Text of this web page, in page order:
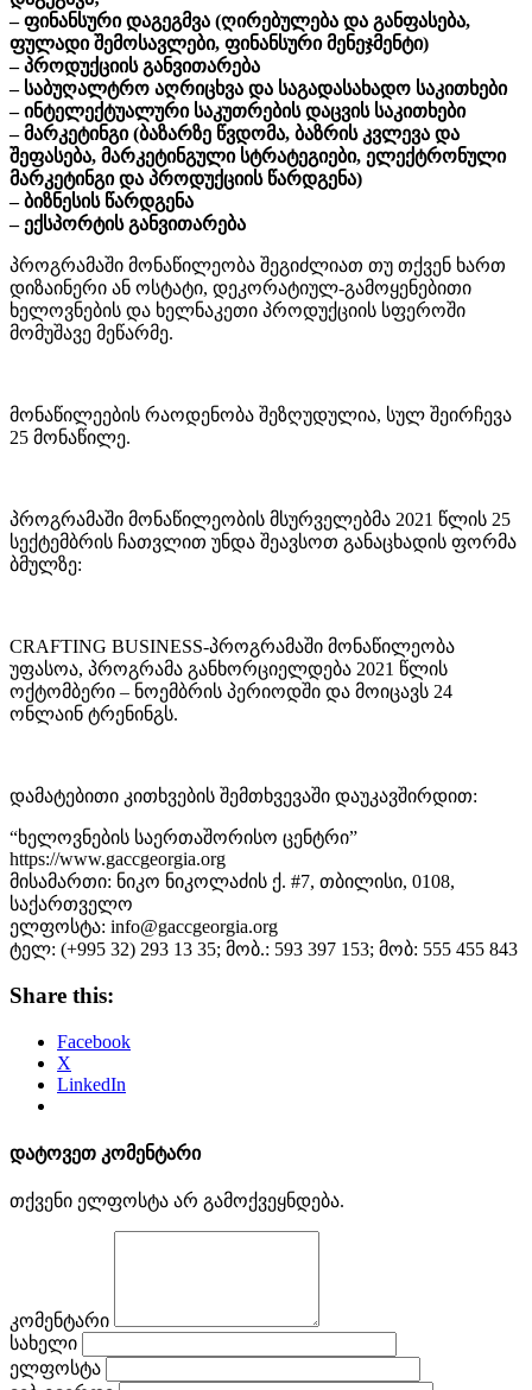
– ფინანსური დაგეგმვა (ღირებულება და განფასება,
ფულადი შემოსავლები, ფინანსური მენეჯმენტი)
– პროდუქციის განვითარება
– საბუღალტრო აღრიცხვა და საგადასახადო საკითხები
– ინტელექტუალური საკუთრების დაცვის საკითხები
– მარკეტინგი (ბაზარზე წვდომა, ბაზრის კვლევა და
შეფასება, მარკეტინგული სტრატეგიები, ელექტრონული
მარკეტინგი და პროდუქციის წარდგენა)
– ბიზნესის წარდგენა
– ექსპორტის განვითარება
პროგრამაში მონაწილეობა შეგიძლიათ თუ თქვენ ხართ
დიზაინერი ან ოსტატი, დეკორატიულ-გამოყენებითი
ხელოვნების და ხელნაკეთი პროდუქციის სფეროში
მომუშავე მეწარმე.
მონაწილეების რაოდენობა შეზღუდულია, სულ შეირჩევა
25 მონაწილე.
პროგრამაში მონაწილეობის მსურველებმა 2021 წლის 25
სექტემბრის ჩათვლით უნდა შეავსოთ განაცხადის ფორმა
ბმულზე:
CRAFTING BUSINESS-პროგრამაში მონაწილეობა
უფასოა, პროგრამა განხორციელდება 2021 წლის
ოქტომბერი – ნოემბრის პერიოდში და მოიცავს 24
ონლაინ ტრენინგს.
დამატებითი კითხვების შემთხვევაში დაუკავშირდით:
“ხელოვნების საერთაშორისო ცენტრი”
https://www.gaccgeorgia.org
მისამართი: ნიკო ნიკოლაძის ქ. #7, თბილისი, 0108,
საქართველო
ელფოსტა: info@gaccgeorgia.org
ტელ: (+995 32) 293 13 35; მობ.: 593 397 153; მობ: 555 455 843
Share this:
Facebook
X
LinkedIn
დატოვეთ კომენტარი
თქვენი ელფოსტა არ გამოქვეყნდება.
კომენტარი
სახელი
ელფოსტა